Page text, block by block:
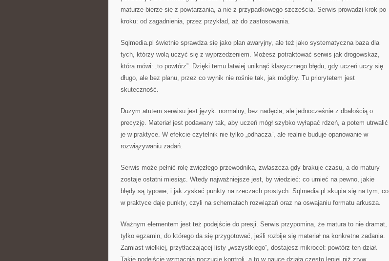
maturze bierze się z powtarzania, a nie z przypadkowego szczęścia. Serwis prowadzi krok po
kroku: od zagadnienia, przez przykład, aż do zastosowania.
Sqlmedia.pl świetnie sprawdza się jako plan awaryjny, ale też jako systematyczna baza dla
tych, którzy wolą uczyć się z wyprzedzeniem. Możesz potraktować serwis jak drogowskaz,
która mówi: „to powtórz”. Dzięki temu łatwiej uniknąć klasycznego błędu, gdy uczeń uczy się
długo, ale bez planu, przez co wynik nie rośnie tak, jak mógłby. Tu priorytetem jest
skuteczność.
Dużym atutem serwisu jest język: normalny, bez nadęcia, ale jednocześnie z dbałością o
precyzję. Materiał jest podawany tak, aby uczeń mógł szybko wyłapać rdzeń, a potem utrwalić
je w praktyce. W efekcie czytelnik nie tylko „odhacza”, ale realnie buduje opanowanie w
rozwiązywaniu zadań.
Serwis może pełnić rolę zwięzłego przewodnika, zwłaszcza gdy brakuje czasu, a do matury
zostaje ostatni miesiąc. Wtedy najważniejsze jest, by wiedzieć: co umieć na pewno, jakie
błędy są typowe, i jak zyskać punkty na rzeczach prostych. Sqlmedia.pl skupia się na tym, co
w praktyce daje punkty, czyli na schematach rozwiązań oraz na oswajaniu formatu arkusza.
Ważnym elementem jest też podejście do presji. Serwis przypomina, że matura to nie dramat,
tylko egzamin, do którego da się przygotować, jeśli rozbije się materiał na konkretne zadania.
Zamiast wielkiej, przytłaczającej listy „wszystkiego”, dostajesz mikrocel: powtórz ten dział.
Takie podejście wzmacnia poczucie kontroli, a to w nauce działa często lepiej niż zryw.